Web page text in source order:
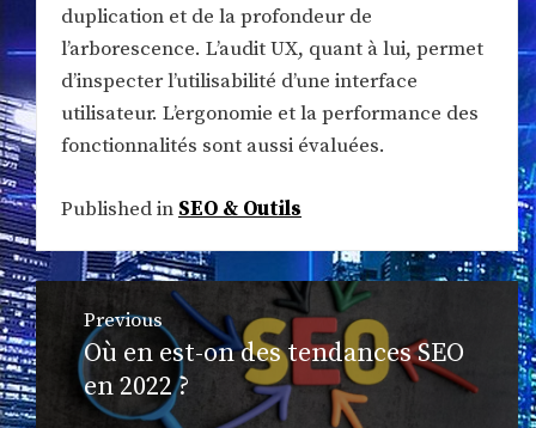
duplication et de la profondeur de
l’arborescence. L’audit UX, quant à lui, permet
d’inspecter l’utilisabilité d’une interface
utilisateur. L’ergonomie et la performance des
fonctionnalités sont aussi évaluées.
Published in SEO & Outils
Navigation
de
l’article
Previous
Previous
post:
Où en est-on des tendances SEO
en 2022 ?